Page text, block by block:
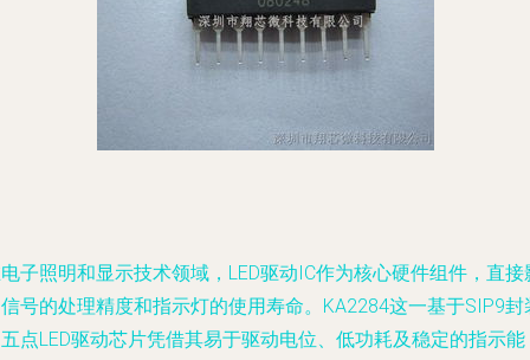
子照明和显示技术领域，LED驱动IC作为核心硬件组件，直接
号的处理精度和指示灯的使用寿命。KA2284这一基于SIP9封
点LED驱动芯片凭借其易于驱动电位、低功耗及稳定的指示能